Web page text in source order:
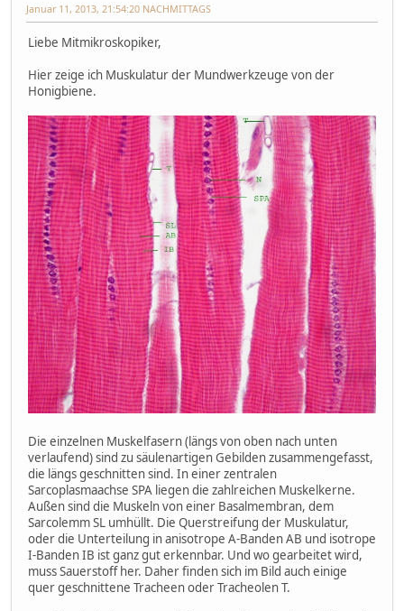
Januar 11, 2013, 21:54:20 NACHMITTAGS
Liebe Mitmikroskopiker,
Hier zeige ich Muskulatur der Mundwerkzeuge von der
Honigbiene.
Die einzelnen Muskelfasern (längs von oben nach unten
verlaufend) sind zu säulenartigen Gebilden zusammengefasst,
die längs geschnitten sind. In einer zentralen
Sarcoplasmaachse SPA liegen die zahlreichen Muskelkerne.
Außen sind die Muskeln von einer Basalmembran, dem
Sarcolemm SL umhüllt. Die Querstreifung der Muskulatur,
oder die Unterteilung in anisotrope A-Banden AB und isotrope
I-Banden IB ist ganz gut erkennbar. Und wo gearbeitet wird,
muss Sauerstoff her. Daher finden sich im Bild auch einige
quer geschnittene Tracheen oder Tracheolen T.